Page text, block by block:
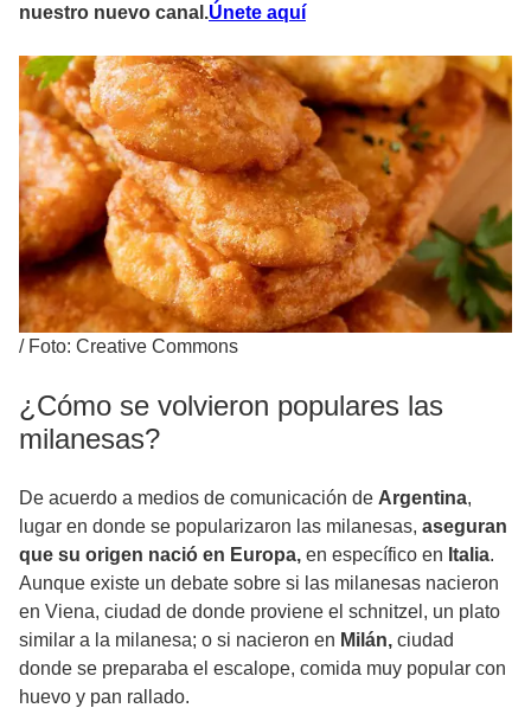
nuestro nuevo canal.Únete aquí
/ Foto: Creative Commons
¿Cómo se volvieron populares las
milanesas?
De acuerdo a medios de comunicación de Argentina,
lugar en donde se popularizaron las milanesas, aseguran
que su origen nació en Europa, en específico en Italia.
Aunque existe un debate sobre si las milanesas nacieron
en Viena, ciudad de donde proviene el schnitzel, un plato
similar a la milanesa; o si nacieron en Milán, ciudad
donde se preparaba el escalope, comida muy popular con
huevo y pan rallado.